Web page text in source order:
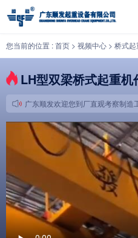
LH型双梁桥式起重机作业视频
您当前的位置 :首页 > 视频中心 > 桥式
LH型双梁桥式起重机
广东顺发欢迎您到厂直观考察制造